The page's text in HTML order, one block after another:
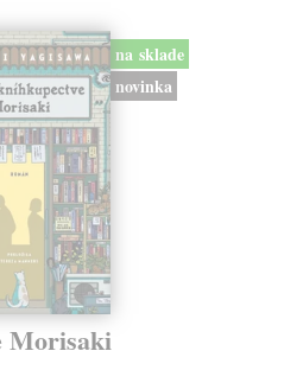
na sklade
novinka
Morisaki